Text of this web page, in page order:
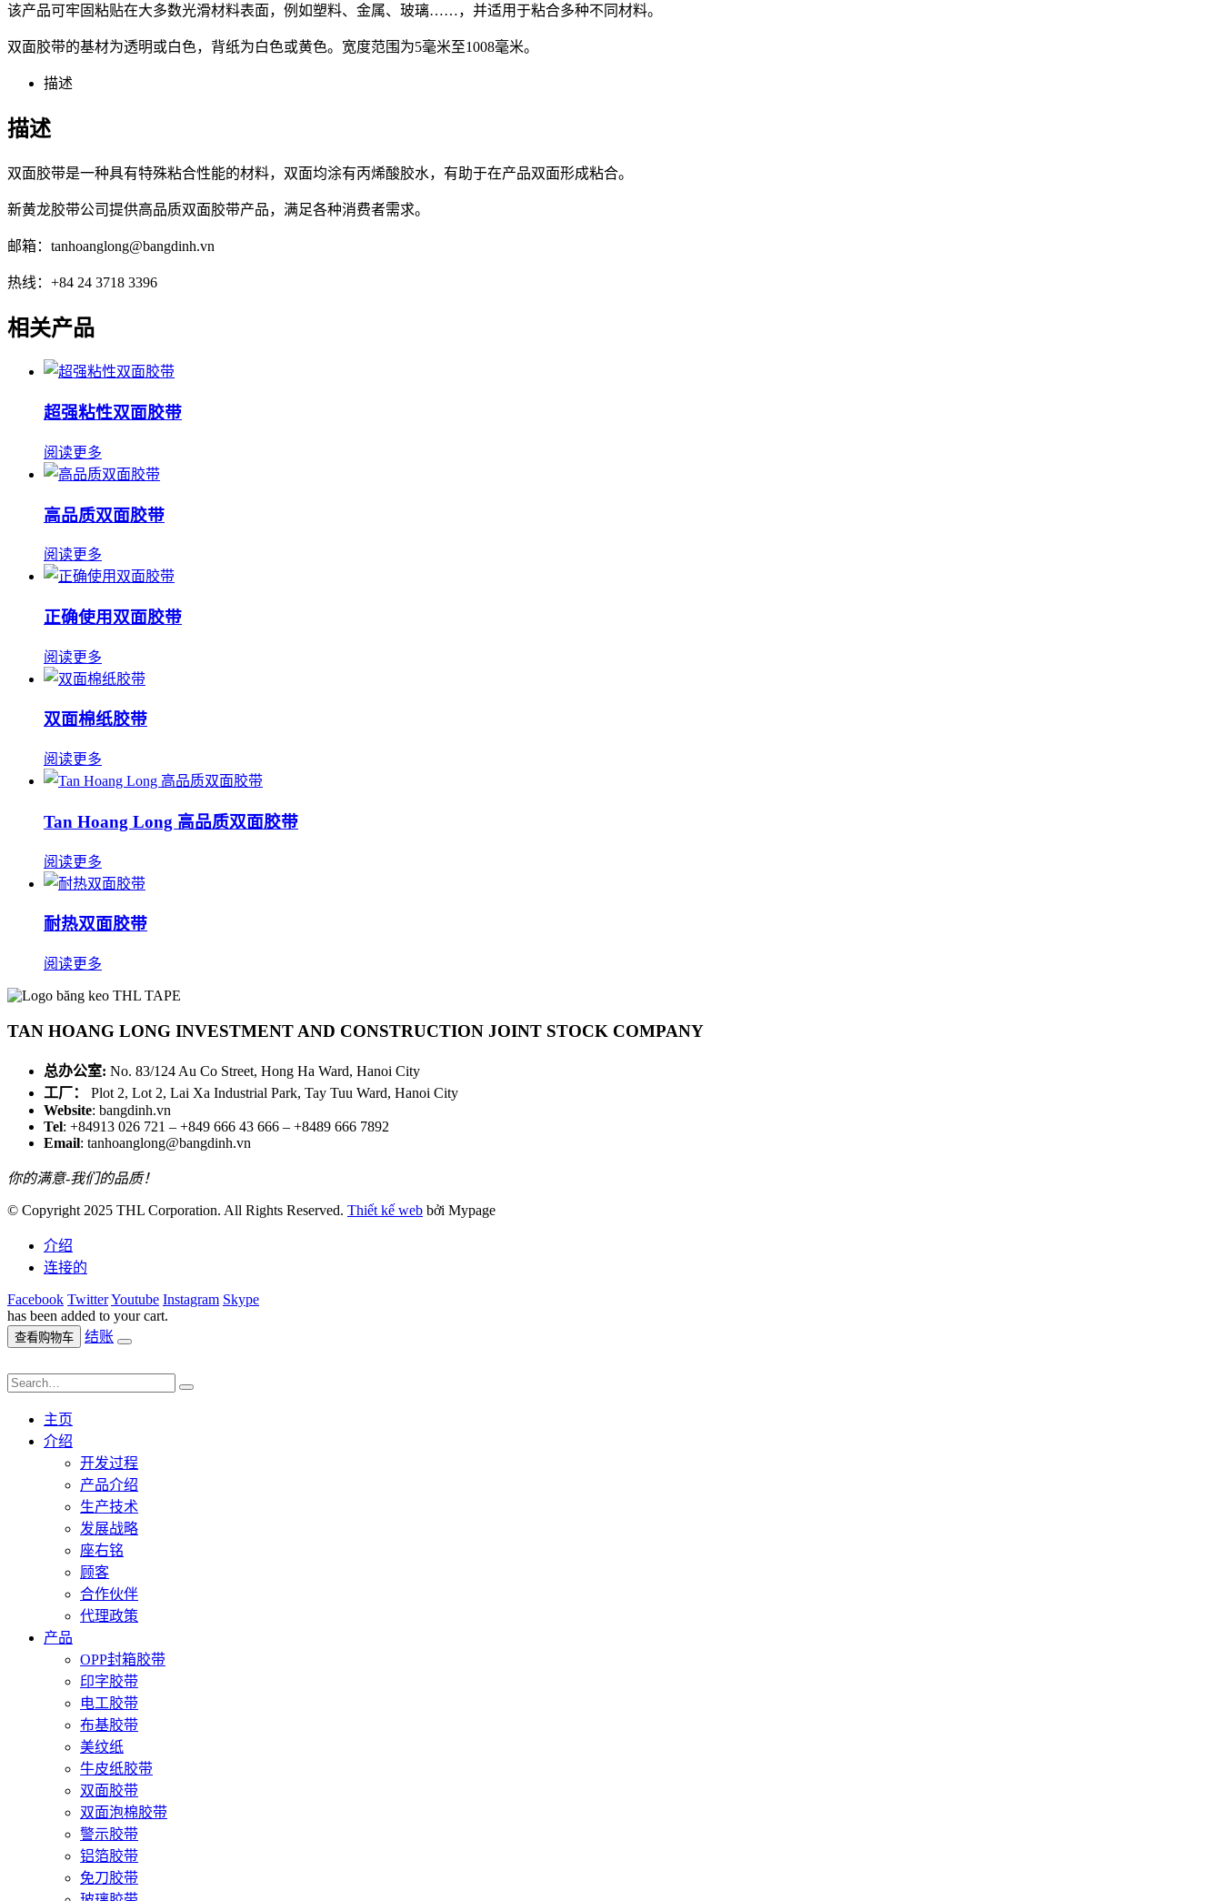
该产品可牢固粘贴在大多数光滑材料表面，例如塑料、金属、玻璃……，并适用于粘合多种不同材料。
双面胶带的基材为透明或白色，背纸为白色或黄色。宽度范围为5毫米至1008毫米。
描述
描述
双面胶带是一种具有特殊粘合性能的材料，双面均涂有丙烯酸胶水，有助于在产品双面形成粘合。
新黄龙胶带公司提供高品质双面胶带产品，满足各种消费者需求。
邮箱：tanhoanglong@bangdinh.vn
热线：+84 24 3718 3396
相关产品
超强粘性双面胶带
阅读更多
高品质双面胶带
阅读更多
正确使用双面胶带
阅读更多
双面棉纸胶带
阅读更多
Tan Hoang Long 高品质双面胶带
阅读更多
耐热双面胶带
阅读更多
TAN HOANG LONG INVESTMENT AND CONSTRUCTION JOINT STOCK COMPANY
总办公室: No. 83/124 Au Co Street, Hong Ha Ward, Hanoi City
工厂：
Plot 2, Lot 2, Lai Xa Industrial Park, Tay Tuu Ward, Hanoi City
Website: bangdinh.vn
Tel: +84913 026 721 – +849 666 43 666 – +8489 666 7892
Email: tanhoanglong@bangdinh.vn
你的满意-我们的品质！
© Copyright 2025 THL Corporation. All Rights Reserved. Thiết kế web bởi Mypage
介绍
连接的
Facebook TwitterYoutube Instagram Skype
has been added to your cart.
查看购物车 结账
主页
介绍
开发过程
产品介绍
生产技术
发展战略
座右铭
顾客
合作伙伴
代理政策
产品
OPP封箱胶带
印字胶带
电工胶带
布基胶带
美纹纸
牛皮纸胶带
双面胶带
双面泡棉胶带
警示胶带
铝箔胶带
免刀胶带